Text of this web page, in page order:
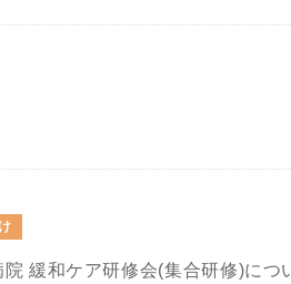
緩和ケア研修会(集合研修)につ